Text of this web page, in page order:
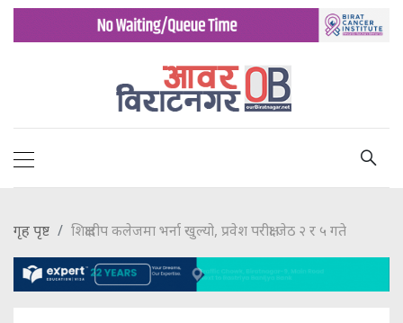
गृह पृष्ट शिक्षादीप कलेजमा भर्ना खुल्यो, प्रवेश परीक्षा जेठ २ र ५ गते